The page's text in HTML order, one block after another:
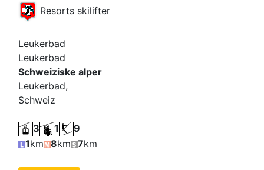
Resorts skilifter
Leukerbad
Leukerbad
Schweiziske alper
Leukerbad,
Schweiz
3 1
9
1km 8km 7km